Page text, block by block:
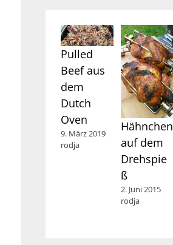
Pulled
Beef aus
dem
Dutch
Oven
9. März 2019
rodja
Hähnchen
auf dem
Drehspie
ß
2. Juni 2015
rodja